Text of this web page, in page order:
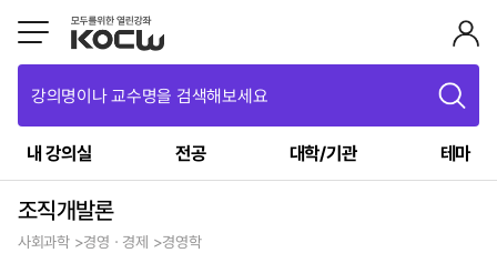
강의명이나 교수명을 검색해보세요
내 강의실 전공 대학/기관 테마
조직개발론
사회과학 >경영ㆍ경제 >경영학